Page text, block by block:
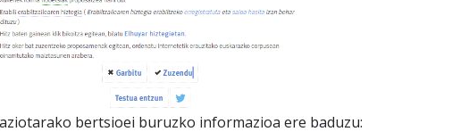
bertsioei buruzko informazioa ere baduzu: